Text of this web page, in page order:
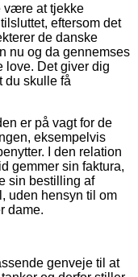
være at tjekke
eftersom det
de danske
nu og da gennemses
love. Det giver dig
du skulle få
er på vagt for de
eksempelvis
I den relation
gemmer sin faktura,
sin bestilling af
uden hensyn til om
dame.
genveje til at